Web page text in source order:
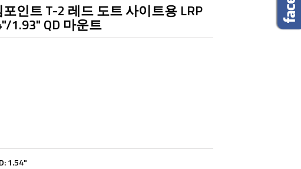
인트 T-2 레드 도트 사이트용 LRP
1.93" QD 마운트
1.54"